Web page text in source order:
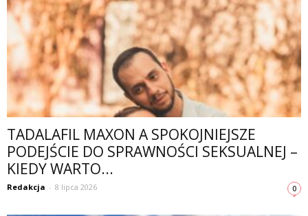
TADALAFIL MAXON A SPOKOJNIEJSZE
PODEJŚCIE DO SPRAWNOŚCI SEKSUALNEJ –
KIEDY WARTO...
Redakcja - 8 lipca 2026 0